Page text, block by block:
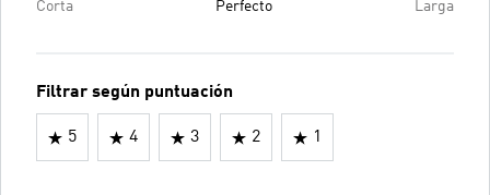
Corta Perfecto Larga
Filtrar según puntuación
5 4 3 2 1